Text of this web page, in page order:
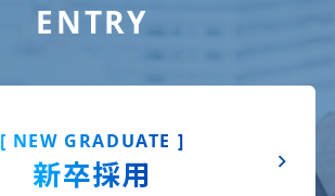
ENTRY
[ NEW GRADUATE ]
新卒採用